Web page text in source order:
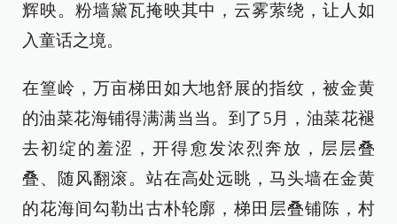
辉映。粉墙黛瓦掩映其中，云雾萦绕，让人如
入童话之境。
在篁岭，万亩梯田如大地舒展的指纹，被金黄
的油菜花海铺得满满当当。到了5月，油菜花褪
去初绽的羞涩，开得愈发浓烈奔放，层层叠
叠、随风翻滚。站在高处远眺，马头墙在金黄
的花海间勾勒出古朴轮廓，梯田层叠铺陈，村